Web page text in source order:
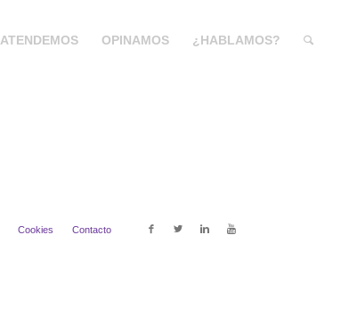
ATENDEMOS OPINAMOS ¿HABLAMOS?
Cookies Contacto